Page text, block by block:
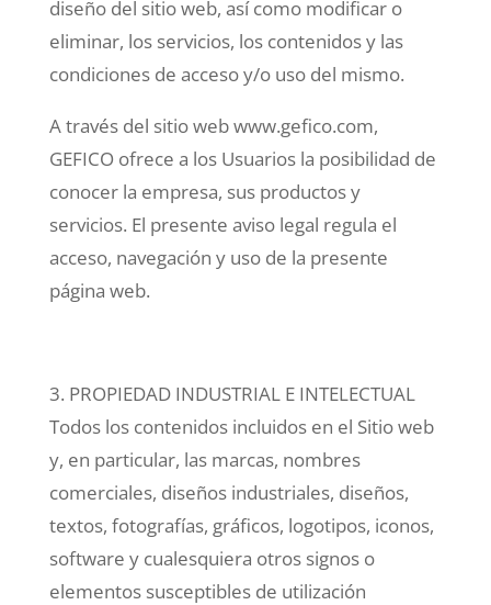
diseño del sitio web, así como modificar o
eliminar, los servicios, los contenidos y las
condiciones de acceso y/o uso del mismo.
A través del sitio web www.gefico.com,
GEFICO ofrece a los Usuarios la posibilidad de
conocer la empresa, sus productos y
servicios. El presente aviso legal regula el
acceso, navegación y uso de la presente
página web.
3. PROPIEDAD INDUSTRIAL E INTELECTUAL
Todos los contenidos incluidos en el Sitio web
y, en particular, las marcas, nombres
comerciales, diseños industriales, diseños,
textos, fotografías, gráficos, logotipos, iconos,
software y cualesquiera otros signos o
elementos susceptibles de utilización